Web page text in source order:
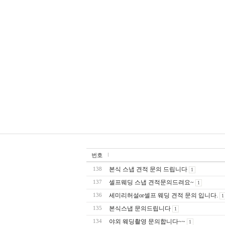
번호
138 본식 스냅 견적 문의 드립니다 1
137 셀프웨딩 스냅 견적문의드려요~ 1
136 세미리허설or셀프 웨딩 견적 문의 입니다. 1
135 본식스냅 문의드립니다 1
134 야외 웨딩촬영 문의합니다~~ 1